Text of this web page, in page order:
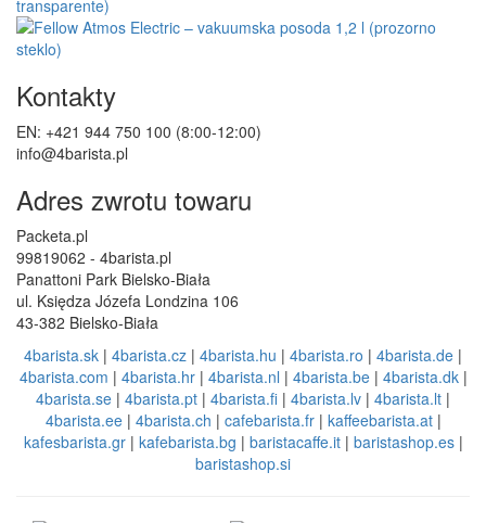
Kontakty
EN: +421 944 750 100 (8:00-12:00)
info@4barista.pl
Adres zwrotu towaru
Packeta.pl
99819062 - 4barista.pl
Panattoni Park Bielsko-Biała
ul. Księdza Józefa Londzina 106
43-382 Bielsko-Biała
4barista.sk | 4barista.cz | 4barista.hu | 4barista.ro | 4barista.de |
4barista.com | 4barista.hr| 4barista.nl | 4barista.be| 4barista.dk|
4barista.se | 4barista.pt | 4barista.fi | 4barista.lv | 4barista.lt |
4barista.ee| 4barista.ch | cafebarista.fr| kaffeebarista.at|
kafesbarista.gr| kafebarista.bg | baristacaffe.it| baristashop.es|
baristashop.si